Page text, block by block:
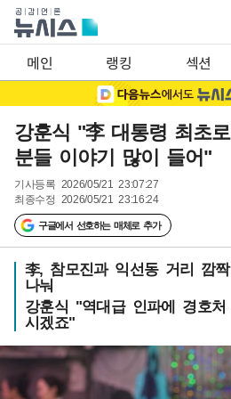
메인 랭킹 섹션
강훈식 "李 대통령 최초
분들 이야기 많이 들어"
기사등록 2026/05/21 23:07:27
최종수정 2026/05/21 23:16:24
구글에서 선호하는 매체로 추가
李, 참모진과 익선동 거리 깜
나눠
강훈식 "역대급 인파에 경호
시겠죠"